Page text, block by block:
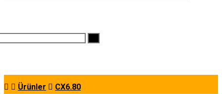
Ürünler CX6.80